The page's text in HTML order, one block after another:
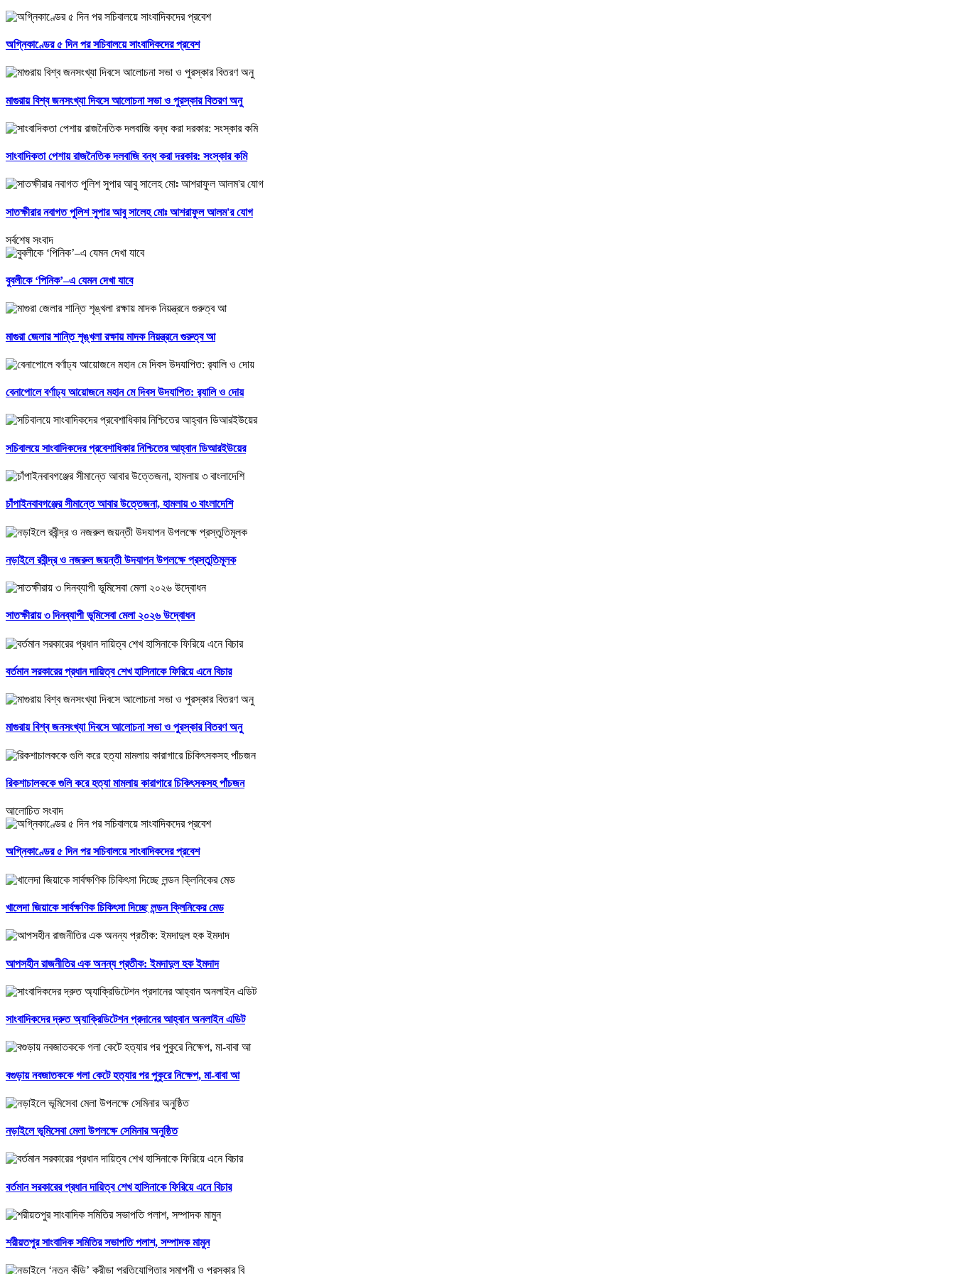
অগ্নিকাণ্ডের ৫ দিন পর সচিবালয়ে সাংবাদিকদের প্রবেশ
মাগুরায় বিশ্ব জনসংখ্যা দিবসে আলোচনা সভা ও পুরস্কার বিতরণ অনু
সাংবাদিকতা পেশায় রাজনৈতিক দলবাজি বন্ধ করা দরকার: সংস্কার কমি
সাতক্ষীরার নবাগত পুলিশ সুপার আবু সালেহ মোঃ আশরাফুল আলম'র যোগ
সর্বশেষ সংবাদ
বুবলীকে ‘পিনিক’–এ যেমন দেখা যাবে
মাগুরা জেলার শান্তি শৃঙ্খলা রক্ষায় মাদক নিয়ন্ত্রনে গুরুত্ব আ
বেনাপোলে বর্ণাঢ্য আয়োজনে মহান মে দিবস উদযাপিত: র‌্যালি ও দোয়
সচিবালয়ে সাংবাদিকদের প্রবেশাধিকার নিশ্চিতের আহ্বান ডিআরইউয়ের
চাঁপাইনবাবগঞ্জের সীমান্তে আবার উত্তেজনা, হামলায় ৩ বাংলাদেশি
নড়াইলে রবীন্দ্র ও নজরুল জয়ন্তী উদযাপন উপলক্ষে প্রস্তুতিমূলক
সাতক্ষীরায় ৩ দিনব্যাপী ভূমিসেবা মেলা ২০২৬ উদ্বোধন
বর্তমান সরকারের প্রধান দায়িত্ব শেখ হাসিনাকে ফিরিয়ে এনে বিচার
মাগুরায় বিশ্ব জনসংখ্যা দিবসে আলোচনা সভা ও পুরস্কার বিতরণ অনু
রিকশাচালককে গুলি করে হত্যা মামলায় কারাগারে চিকিৎসকসহ পাঁচজন
আলোচিত সংবাদ
অগ্নিকাণ্ডের ৫ দিন পর সচিবালয়ে সাংবাদিকদের প্রবেশ
খালেদা জিয়াকে সার্বক্ষণিক চিকিৎসা দিচ্ছে লন্ডন ক্লিনিকের মেড
আপসহীন রাজনীতির এক অনন্য প্রতীক: ইমদাদুল হক ইমদাদ
সাংবাদিকদের দ্রুত অ্যাক্রিডিটেশন প্রদানের আহ্বান অনলাইন এডিট
বগুড়ায় নবজাতককে গলা কেটে হত্যার পর পুকুরে নিক্ষেপ, মা-বাবা আ
নড়াইলে ভূমিসেবা মেলা উপলক্ষে সেমিনার অনুষ্ঠিত
বর্তমান সরকারের প্রধান দায়িত্ব শেখ হাসিনাকে ফিরিয়ে এনে বিচার
শরীয়তপুর সাংবাদিক সমিতির সভাপতি পলাশ, সম্পাদক মামুন